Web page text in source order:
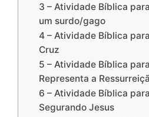
3 – Atividade Bíblica
um surdo/gago
4 – Atividade Bíblica
Cruz
5 – Atividade Bíblica
Representa a
6 – Atividade Bíblica
Segurando Jesus